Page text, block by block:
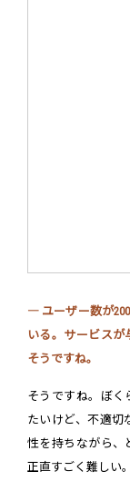
― ユーザー数が
いる。サービスが
そうですね。
そうですね。ぼく
たいけど、不適切
性を持ちながら、
正直すごく難しい